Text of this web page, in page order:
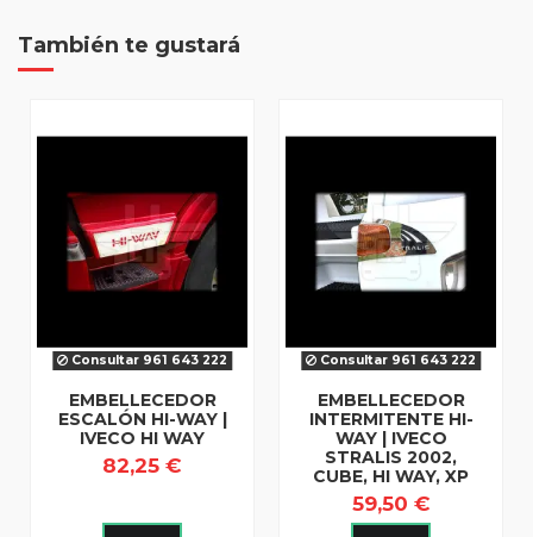
También te gustará
Consultar 961 643 222
EMBELLECEDOR
ESCALÓN HI-WAY |
IVECO HI WAY
82,25 €
Consultar 961 643 222
EMBELLECEDOR
INTERMITENTE HI-
WAY | IVECO
STRALIS 2002,
CUBE, HI WAY, XP
59,50 €